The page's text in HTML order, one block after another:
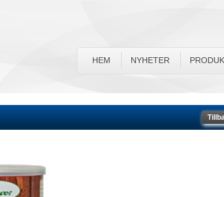
HEM NYHETER